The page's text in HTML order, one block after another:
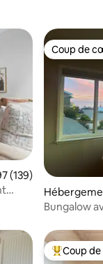
: 4,98 sur 5
moyenne sur
(139)
Coup de
Coup de
Bungalow
Coups de
Coup